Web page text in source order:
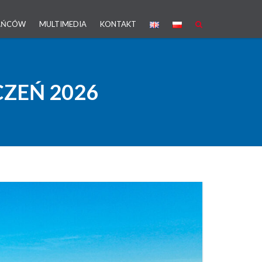
MULTIMEDIA KONTAKT
2026